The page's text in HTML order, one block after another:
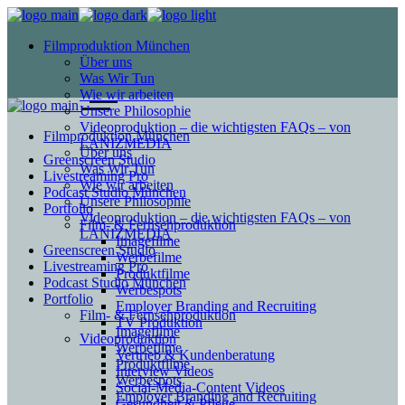
Filmproduktion München
Über uns
Was Wir Tun
Wie wir arbeiten
Unsere Philosophie
Videoproduktion – die wichtigsten FAQs – von
LANIZMEDIA
Greenscreen Studio
Livestreaming Pro
Podcast Studio München
Portfolio
Film- & Fernsehproduktion
Imagefilme
Werbefilme
Produktfilme
Werbespots
Employer Branding and Recruiting
TV Produktion
Videoproduktion
Vertrieb & Kundenberatung
Interview Videos
Social-Media-Content Videos
Filmproduktion München
Über uns
Was Wir Tun
Wie wir arbeiten
Unsere Philosophie
Videoproduktion – die wichtigsten FAQs – von
LANIZMEDIA
Greenscreen Studio
Livestreaming Pro
Podcast Studio München
Portfolio
Film- & Fernsehproduktion
Imagefilme
Werbefilme
Produktfilme
Werbespots
Employer Branding and Recruiting